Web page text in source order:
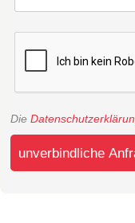
Die
unverbindliche